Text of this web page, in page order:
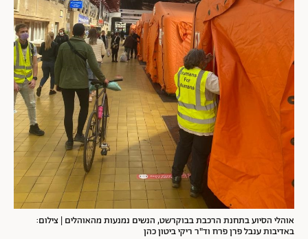
אוהלי הסיוע בתחנת הרכבת בבוקרשט, הנשים נמנעות מהאוהלים | צילום:
באדיבות ענבל פרן פרח וד"ר ריקי ביטון כהן